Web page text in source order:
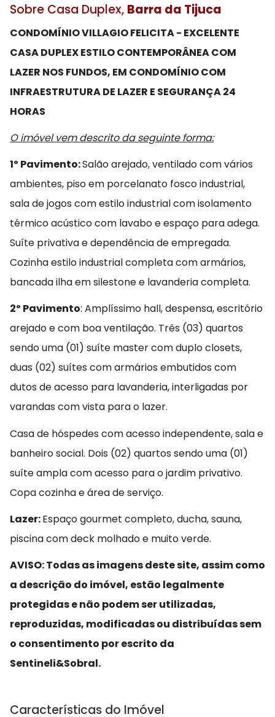
Sobre Casa Duplex, Barra da Tijuca
CONDOMÍNIO VILLAGIO FELICITA - EXCELENTE
CASA DUPLEX ESTILO CONTEMPORÂNEA COM
LAZER NOS FUNDOS, EM CONDOMÍNIO COM
INFRAESTRUTURA DE LAZER E SEGURANÇA 24
HORAS
O imóvel vem descrito da seguinte forma:
1º Pavimento:Salão arejado, ventilado com vários
ambientes, piso em porcelanato fosco industrial,
sala de jogos com estilo industrial com isolamento
térmico acústico com lavabo e espaço para adega.
Suíte privativa e dependência de empregada.
Cozinha estilo industrial completa com armários,
bancada ilha em silestone e lavanderia completa.
2º Pavimento: Amplíssimo hall, despensa, escritório
arejado e com boa ventilação. Três (03) quartos
sendo uma (01) suíte master com duplo closets,
duas (02) suítes com armários embutidos com
dutos de acesso para lavanderia, interligadas por
varandas com vista para o lazer.
Casa de hóspedes com acesso independente, sala e
banheiro social. Dois (02) quartos sendo uma (01)
suíte ampla com acesso para o jardim privativo.
Copa cozinha e área de serviço.
Lazer:Espaço gourmet completo, ducha, sauna,
piscina com deck molhado e muito verde.
AVISO: Todas as imagens deste site, assim como
a descrição do imóvel, estão legalmente
protegidas e não podem ser utilizadas,
reproduzidas, modificadas ou distribuídas sem
o consentimento por escrito da
Sentineli&Sobral.
Características do Imóvel